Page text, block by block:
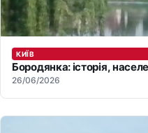
КИЇВ
Бородянка: історія,
26/06/2026